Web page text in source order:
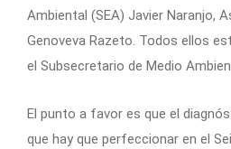
Ambiental (SEA) Javier Naranjo,
Genoveva Razeto. Todos ellos
el Subsecretario de Medio
El punto a favor es que el
que hay que perfeccionar en el